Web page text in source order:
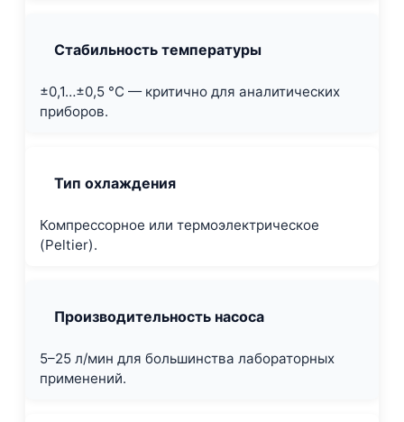
Стабильность температуры
±0,1…±0,5 °C — критично для аналитических
приборов.
Тип охлаждения
Компрессорное или термоэлектрическое
(Peltier).
Производительность насоса
5–25 л/мин для большинства лабораторных
применений.